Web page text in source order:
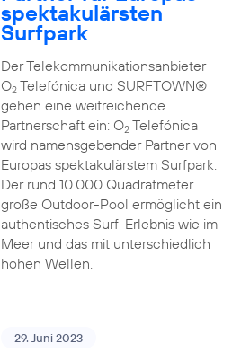
spektakulärsten
Surfpark
Der Telekommunikationsanbieter
O2Telefónica und SURFTOWN®
gehen eine weitreichende
Partnerschaft ein: O2Telefónica
wird namensgebender Partner von
Europas spektakulärstem Surfpark.
Der rund 10.000 Quadratmeter
große Outdoor-Pool ermöglicht ein
authentisches Surf-Erlebnis wie im
Meer und das mit unterschiedlich
hohen Wellen.
29. Juni 2023